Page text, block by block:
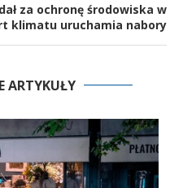
za ochronę środowiska w
klimatu uruchamia nabory
ARTYKUŁY